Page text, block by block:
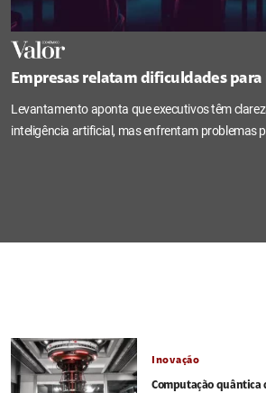
Empresas relatam dificuldades
Levantamento aponta que executivos têm
inteligência artificial, mas enfrentam problemas
Inovação
Computação quântica